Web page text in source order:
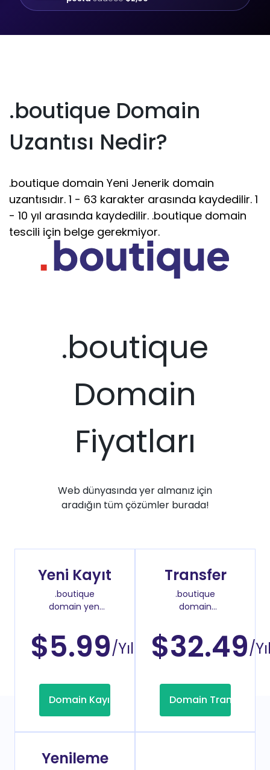
.boutique Domain
Uzantısı Nedir?
.boutique domain Yeni Jenerik domain
uzantısıdır. 1 - 63 karakter arasında kaydedilir. 1
- 10 yıl arasında kaydedilir. .boutique domain
tescili için belge gerekmiyor.
.boutique
Domain
Fiyatları
Web dünyasında yer almanız için
aradığın tüm çözümler burada!
Yeni Kayıt
.boutique
domain yeni
$5.99/Yıl
Domain Kayıt
Transfer
.boutique
domain
$32.49/
Domain Transfer
Yenileme